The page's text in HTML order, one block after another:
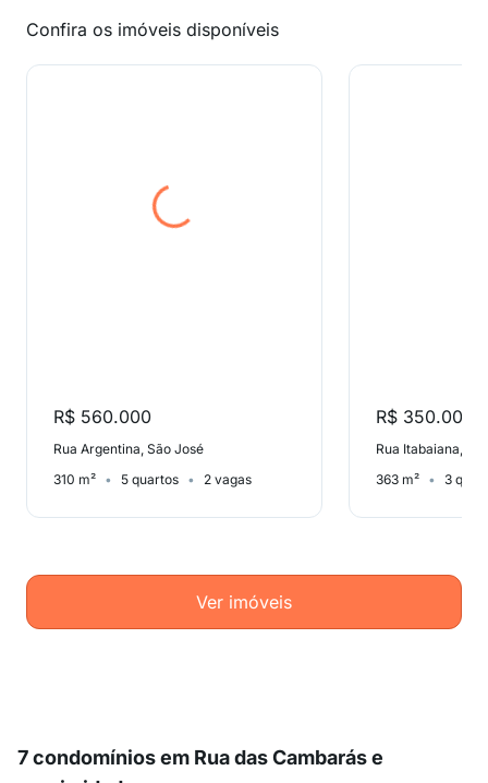
Confira os imóveis disponíveis
R$ 560.000
Rua Argentina, São José
310 m²
5 quartos 2 vagas
R$ 350.000
Rua Itabaiana,
363 m²
3
Ver imóveis
7 condomínios em Rua das Cambarás e